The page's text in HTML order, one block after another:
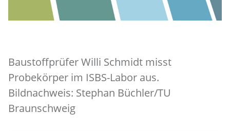
Baustoffprüfer Willi Schmidt misst
Probekörper im ISBS-Labor aus.
Bildnachweis: Stephan Büchler/TU
Braunschweig